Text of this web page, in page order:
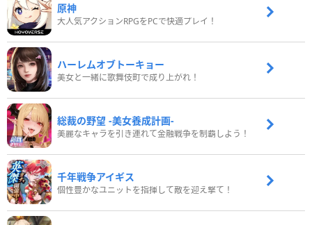
原神
大人気アクションRPGをPCで快適プレイ！
ハーレムオブトーキョー
美女と一緒に歌舞伎町で成り上がれ！
総裁の野望 -美女養成計画-
美麗なキャラを引き連れて金融戦争を制覇しよう！
千年戦争アイギス
個性豊かなユニットを指揮して敵を迎え撃て！